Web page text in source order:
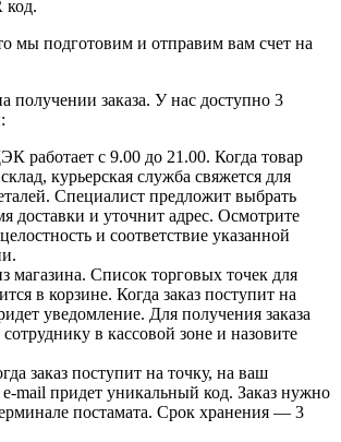
код.
мы подготовим и отправим вам счет на
получении заказа. У нас доступно 3
работает с 9.00 до 21.00. Когда товар
курьерская служба свяжется для
Специалист предложит выбрать
доставки и уточнит адрес. Осмотрите
и соответствие указанной
магазина. Список торговых точек для
в корзине. Когда заказ поступит на
уведомление. Для получения заказа
сотруднику в кассовой зоне и назовите
заказ поступит на точку, на ваш
mail придет уникальный код. Заказ нужно
постамата. Срок хранения — 3